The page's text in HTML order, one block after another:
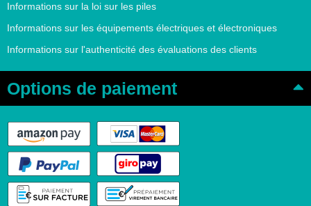
Informations sur la loi sur les piles
Informations sur les équipements électriques et électroniques
Informations sur l'authenticité des évaluations des clients
Options de paiement